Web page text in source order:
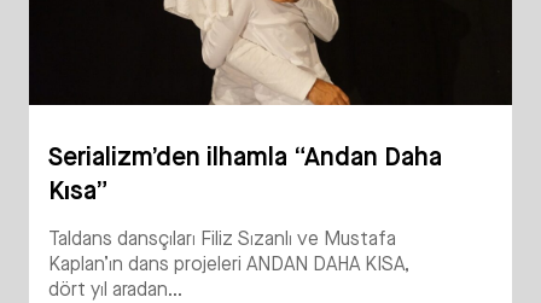
Serializm’den ilhamla “Andan Daha
Kısa”
Taldans dansçıları Filiz Sızanlı ve Mustafa
Kaplan’ın dans projeleri ANDAN DAHA KISA,
dört yıl aradan...